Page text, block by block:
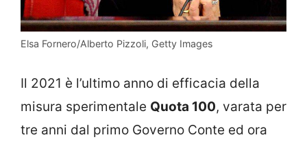
Elsa Fornero/Alberto Pizzoli, Getty Images
Il 2021 è l’ultimo anno di efficacia della
misura sperimentale Quota 100, varata per
tre anni dal primo Governo Conte ed ora